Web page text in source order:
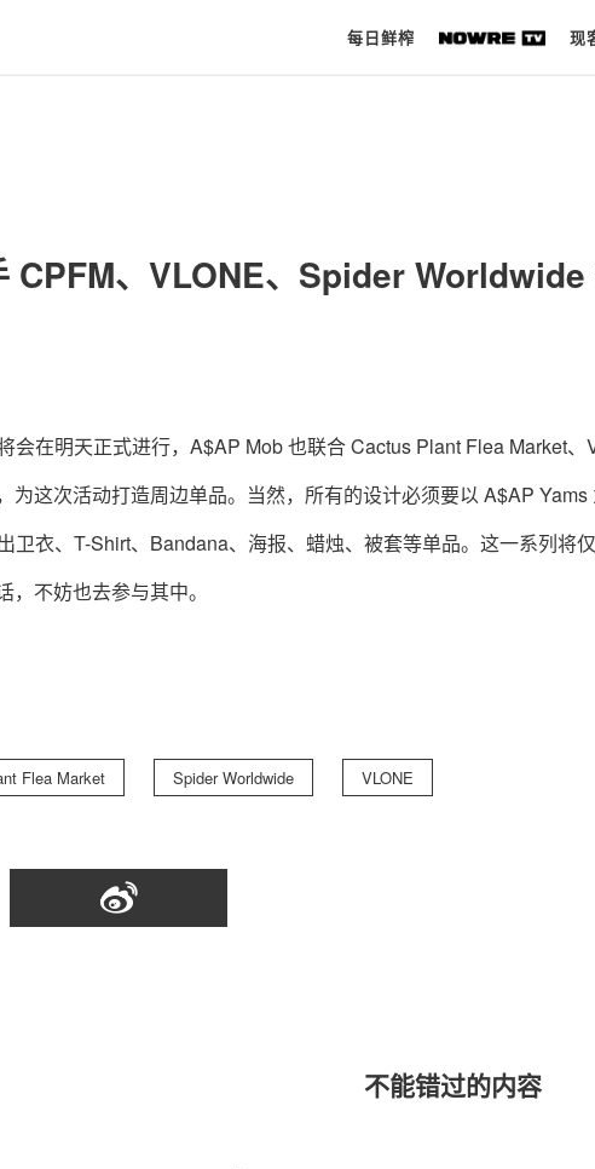
每日鲜榨 现
每日栏目
生 活
科 技
CPFM、VLONE、Spider
会在明天正式进行，A$AP Mob 也联合 Cactus Plant Flea Market
为这次活动打造周边单品。当然，所有的设计必须要以 A$AP
卫衣、T-Shirt、Bandana、海报、蜡烛、被套等单品。这一系列将
不妨也去参与其中。
Flea Market Spider Worldwide VLONE
不能错过的内容